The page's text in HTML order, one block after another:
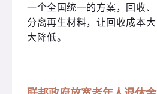
一个全国统一的方案，回收、
分离再生材料，让回收成本大
大降低。